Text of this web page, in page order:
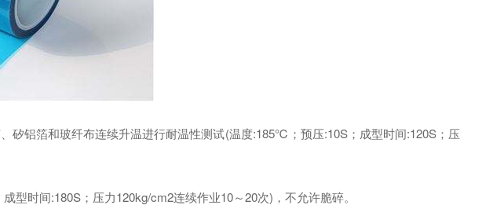
矽铝箔和玻纤布连续升温进行耐温性测试(温度:185℃；预压:10S；成型时间:120S；压
时间:180S；压力120kg/cm2连续作业10～20次)，不允许脆碎。